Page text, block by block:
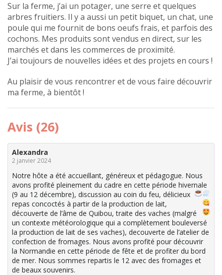
Sur la ferme, j’ai un potager, une serre et quelques
arbres fruitiers. Il y a aussi un petit biquet, un chat, une
poule qui me fournit de bons oeufs frais, et parfois des
cochons. Mes produits sont vendus en direct, sur les
marchés et dans les commerces de proximité.
J’ai toujours de nouvelles idées et des projets en cours !
Au plaisir de vous rencontrer et de vous faire découvrir
ma ferme, à bientôt !
Avis (26)
Alexandra
2 janvier 2024
Notre hôte a été accueillant, généreux et pédagogue. Nous
avons profité pleinement du cadre en cette période hivernale
(9 au 12 décembre), discussion au coin du feu, délicieux
repas concoctés à partir de la production de lait,
découverte de l’âme de Quibou, traite des vaches (malgré
un contexte météorologique qui a complètement bouleversé
la production de lait de ses vaches), decouverte de l’atelier de
confection de fromages. Nous avons profité pour découvrir
la Normandie en cette période de fête et de profiter du bord
de mer. Nous sommes repartis le 12 avec des fromages et
de beaux souvenirs.